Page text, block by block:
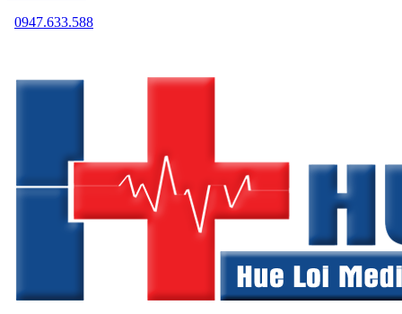
0947.633.588